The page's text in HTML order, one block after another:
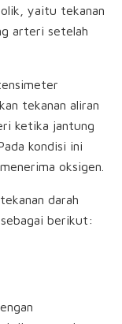
yaitu tekanan
arteri setelah
tekanan aliran
ketika jantung
kondisi ini
oksigen.
darah
berikut: